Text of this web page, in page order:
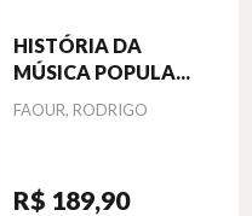
HISTÓRIA DA
MÚSICA POPULA...
Autor
FAOUR, RODRIGO
R$ 189,90